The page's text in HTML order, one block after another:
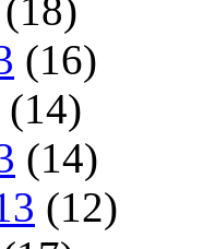
(18)
(16)
(14)
(14)
(12)